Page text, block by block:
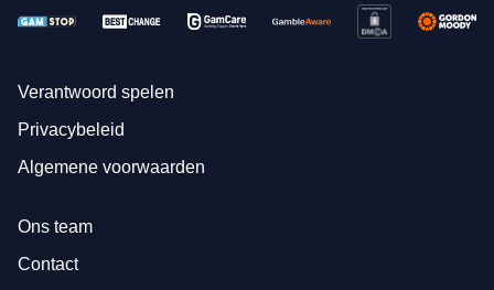
Verantwoord spelen
Privacybeleid
Algemene voorwaarden
Ons team
Contact